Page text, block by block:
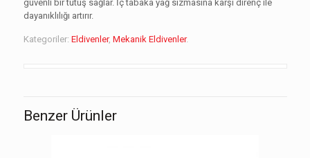
güvenli bir tutuş sağlar. İç tabaka yağ sızmasına karşı direnç ile
dayanıklılığı artırır.
Kategoriler: Eldivenler, Mekanik Eldivenler.
Benzer Ürünler